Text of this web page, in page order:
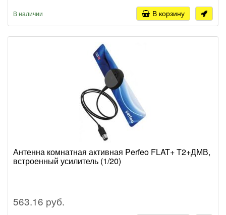
В наличии В корзину
Антенна комнатная активная Perfeo FLAT+ Т2+ДМВ,
встроенный усилитель (1/20)
563.16 руб.